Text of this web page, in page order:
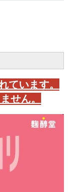
います。
せん。